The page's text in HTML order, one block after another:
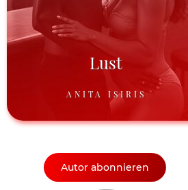
Lust
ANITA ISIRIS
Autor abonnieren